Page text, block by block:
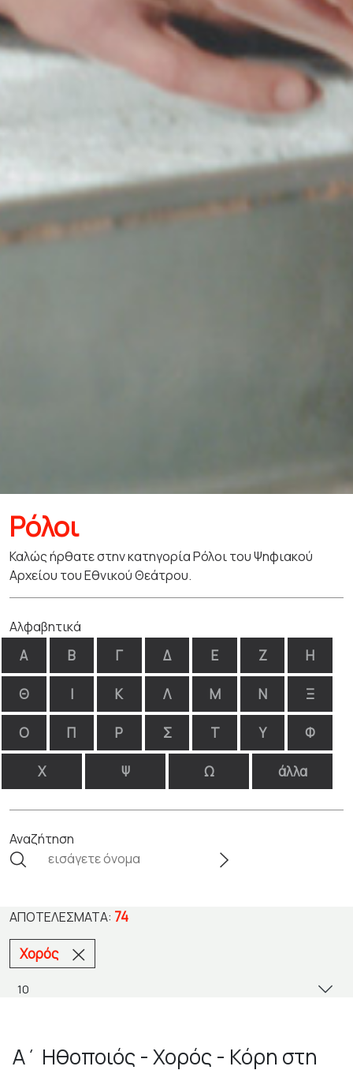
Ρόλοι
Καλώς ήρθατε στην κατηγορία Ρόλοι του Ψηφιακού
Αρχείου του Εθνικού Θεάτρου.
Αλφαβητικά
Α Β Γ Δ Ε Ζ Η
Θ Ι Κ Λ Μ Ν Ξ
Ο Π Ρ Σ Τ Υ Φ
Χ Ψ Ω άλλα
Αναζήτηση
ΑΠΟΤΕΛΈΣΜΑΤΑ: 74
Χορός
Α΄ Ηθοποιός - Χορός - Κόρη στη